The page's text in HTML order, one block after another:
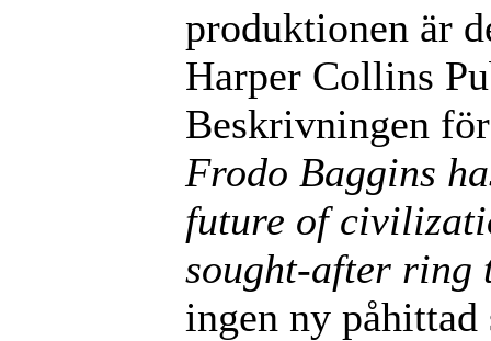
produktionen är
Harper Collins
Beskrivningen
Frodo Baggins
future of
sought-after ring
ingen ny